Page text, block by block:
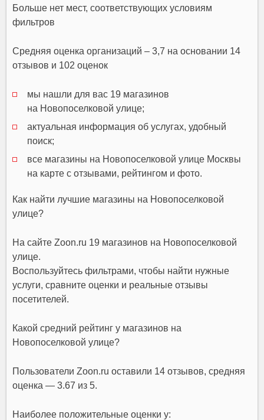
Больше нет мест, соответствующих условиям
фильтров
Средняя оценка организаций – 3,7 на основании 14
отзывов и 102 оценок
мы нашли для вас 19 магазинов
на Новопоселковой улице;
актуальная информация об услугах, удобный
поиск;
все магазины на Новопоселковой улице Москвы
на карте с отзывами, рейтингом и фото.
Как найти лучшие магазины на Новопоселковой
улице?
На сайте Zoon.ru 19 магазинов на Новопоселковой
улице.
Воспользуйтесь фильтрами, чтобы найти нужные
услуги, сравните оценки и реальные отзывы
посетителей.
Какой средний рейтинг у магазинов на
Новопоселковой улице?
Пользователи Zoon.ru оставили 14 отзывов, средняя
оценка — 3.67 из 5.
Наиболее положительные оценки у: